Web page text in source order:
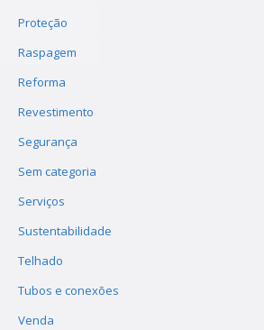
Proteção
Raspagem
Reforma
Revestimento
Segurança
Sem categoria
Serviços
Sustentabilidade
Telhado
Tubos e conexões
Venda